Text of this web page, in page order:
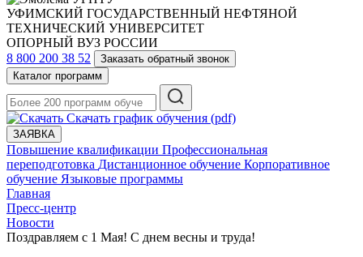
УФИМСКИЙ ГОСУДАРСТВЕННЫЙ НЕФТЯНОЙ
ТЕХНИЧЕСКИЙ УНИВЕРСИТЕТ
ОПОРНЫЙ ВУЗ РОССИИ
8 800 200 38 52
Заказать обратный звонок
Каталог программ
Скачать график обучения (pdf)
ЗАЯВКА
Повышение квалификации Профессиональная
переподготовка Дистанционное обучение Корпоративное
обучение Языковые программы
Главная
Пресс-центр
Новости
Поздравляем с 1 Мая! С днем весны и труда!